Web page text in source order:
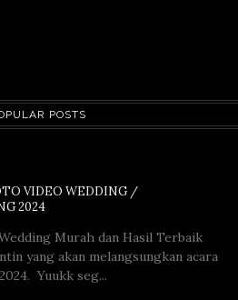
POSTS
VIDEO WEDDING /
2024
Murah dan Hasil Terbaik
yang akan melangsungkan acara
Yuukk seg...